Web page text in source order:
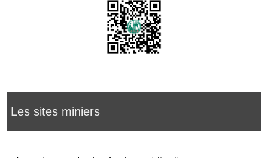
Les sites miniers